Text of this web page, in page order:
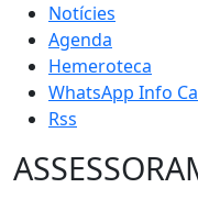
Notícies
Agenda
Hemeroteca
WhatsApp Info
Rss